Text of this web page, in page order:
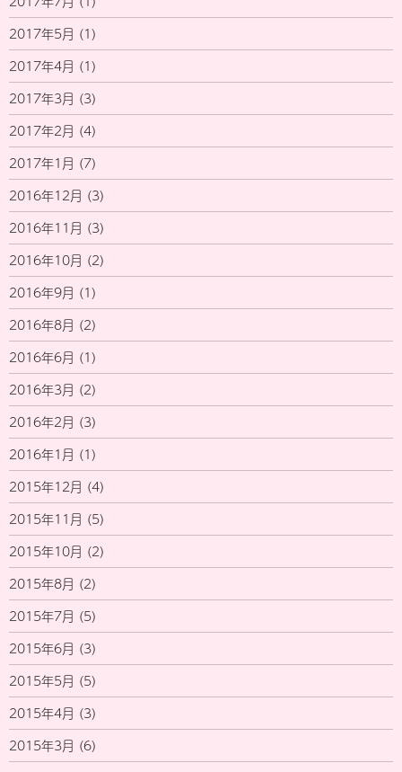
2017年5月 (1)
2017年4月 (1)
2017年3月 (3)
2017年2月 (4)
2017年1月 (7)
2016年12月 (3)
2016年11月 (3)
2016年10月 (2)
2016年9月 (1)
2016年8月 (2)
2016年6月 (1)
2016年3月 (2)
2016年2月 (3)
2016年1月 (1)
2015年12月 (4)
2015年11月 (5)
2015年10月 (2)
2015年8月 (2)
2015年7月 (5)
2015年6月 (3)
2015年5月 (5)
2015年4月 (3)
2015年3月 (6)